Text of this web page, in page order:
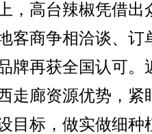
，高台辣椒凭借出
客商争相洽谈、订
牌再获全国认可。
走廊资源优势，紧
目标，做实做细种